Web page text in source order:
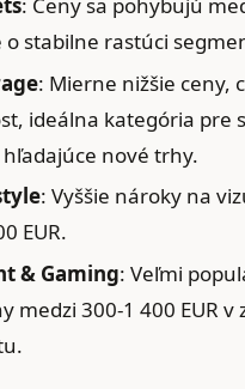
o stabilne rastúci
: Mierne nižšie ceny,
ideálna kategória pre
nové trhy.
: Vyššie nároky na
EUR.
& Gaming: Veľmi
medzi 300-1 400 EUR v